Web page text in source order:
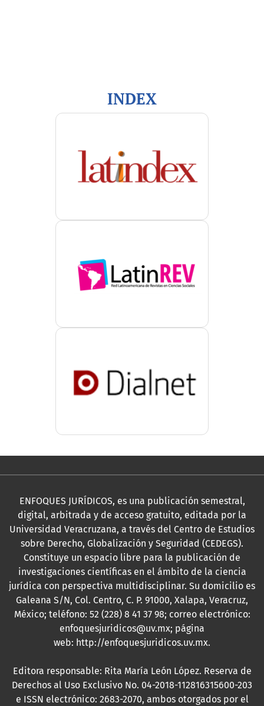
INDEX
ENFOQUES JURÍDICOS, es una publicación semestral,
digital, arbitrada y de acceso gratuito, editada por la
Universidad Veracruzana, a través del Centro de Estudios
sobre Derecho, Globalización y Seguridad (CEDEGS).
Constituye un espacio libre para la publicación de
investigaciones científicas en el ámbito de la ciencia
jurídica con perspectiva multidisciplinar. Su domicilio es
Galeana S/N, Col. Centro, C. P. 91000, Xalapa, Veracruz,
México; teléfono: 52 (228) 8 41 37 98; correo electrónico:
enfoquesjuridicos@uv.mx; página
web: http://enfoquesjuridicos.uv.mx.
Editora responsable: Rita María León López. Reserva de
Derechos al Uso Exclusivo No. 04-2018-112816315600-203
e ISSN electrónico: 2683-2070, ambos otorgados por el